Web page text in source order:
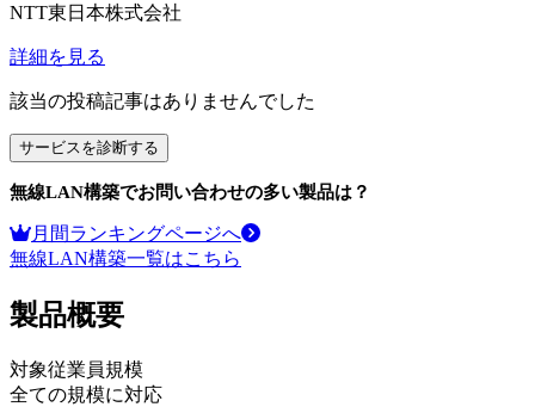
NTT東日本株式会社
詳細を見る
該当の投稿記事はありませんでした
サービスを診断する
無線LAN構築でお問い合わせの多い製品は？
月間ランキングページへ
無線LAN構築一覧はこちら
製品概要
対象従業員規模
全ての規模に対応